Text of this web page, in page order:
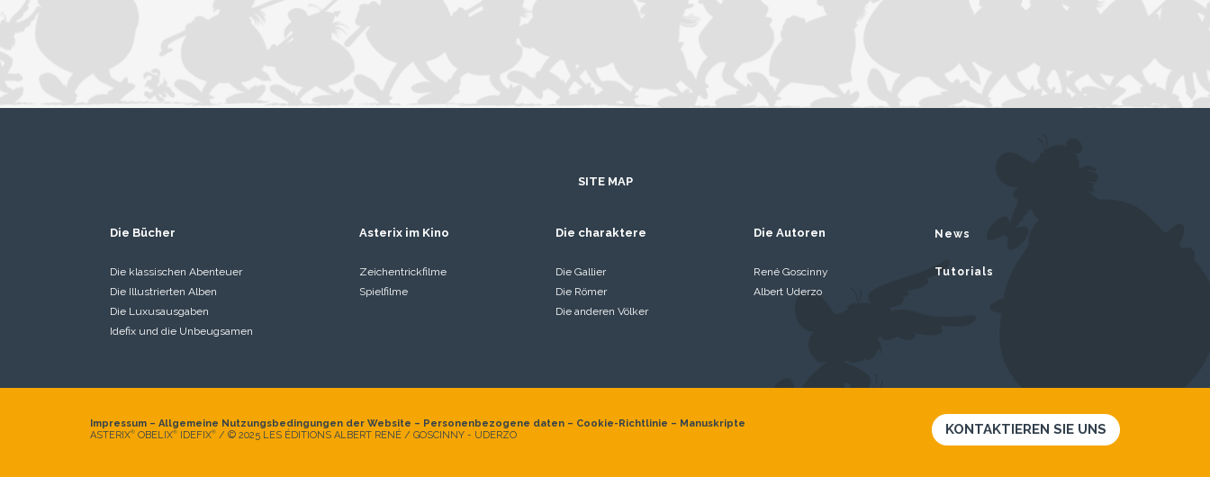
SITE MAP
Die Bücher
Die klassischen Abenteuer
Die Illustrierten Alben
Die Luxusausgaben
Idefix und die Unbeugsamen
Asterix im Kino
Zeichentrickfilme
Spielfilme
Die charaktere
Die Gallier
Die Römer
Die anderen Völker
Die Autoren
René Goscinny
Albert Uderzo
News
Tutorials
Impressum – Allgemeine Nutzungsbedingungen der Website – Personenbezogene daten – Cookie-Richtlinie – Manuskripte
ASTERIX® OBELIX® IDEFIX® / © 2025 LES ÉDITIONS ALBERT RENÉ / GOSCINNY - UDERZO KONTAKTIEREN SIE UNS